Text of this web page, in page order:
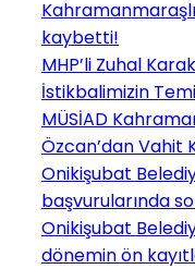
kaybetti!
MHP’li Zuhal
İstikbalimizin
MÜSİAD
Özcan’dan Vahit
Onikişubat
başvurularında
Onikişubat
dönemin ön